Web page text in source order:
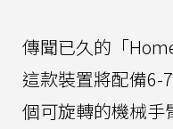
傳聞已久的「
這款裝置將配備6-
個可旋轉的機械手